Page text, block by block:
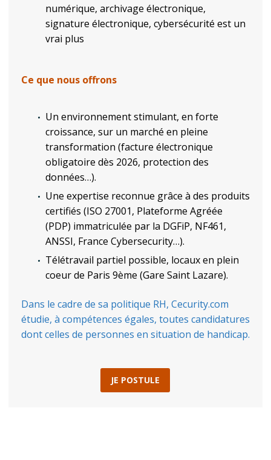
numérique, archivage électronique,
signature électronique, cybersécurité est un
vrai plus
Ce que nous offrons
Un environnement stimulant, en forte
croissance, sur un marché en pleine
transformation (facture électronique
obligatoire dès 2026, protection des
données…).
Une expertise reconnue grâce à des produits
certifiés (ISO 27001, Plateforme Agréée
(PDP) immatriculée par la DGFiP, NF461,
ANSSI, France Cybersecurity…).
Télétravail partiel possible, locaux en plein
coeur de Paris 9ème (Gare Saint Lazare).
Dans le cadre de sa politique RH, Cecurity.com
étudie, à compétences égales, toutes candidatures
dont celles de personnes en situation de handicap.
JE POSTULE